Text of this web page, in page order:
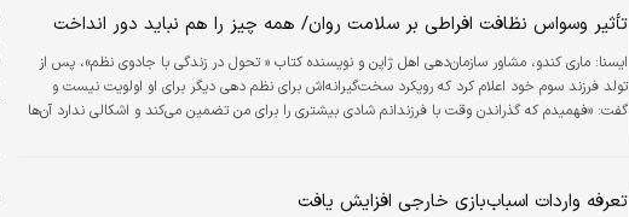
تأثیر وسواس نظافت افراطی بر سلامت روان/ همه چیز را هم نباید دور انداخت
ايسنا: ماری کندو، مشاور سازمان‌دهی اهل ژاپن و نویسنده کتاب « تحول در زندگی با جادوی نظم»، پس از
تولد فرزند سوم خود اعلام کرد که رویکرد سخت‌گیرانه‌اش برای نظم دهی دیگر برای او اولویت نیست و
گفت: «فهمیدم که گذراندن وقت با فرزندانم شادی بیشتری را برای من تضمین می‌کند و اشکالی ندارد آن‌ها
تعرفه واردات اسباب‌بازی خارجی افزایش یافت